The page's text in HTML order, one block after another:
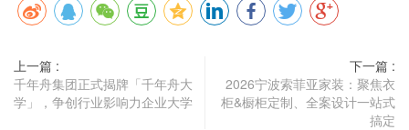
上一篇 :
千年舟集团正式揭牌「千年舟大
学」，争创行业影响力企业大学
下一篇 :
2026宁波索菲亚家装：聚焦衣
柜&橱柜定制、全案设计一站式
搞定